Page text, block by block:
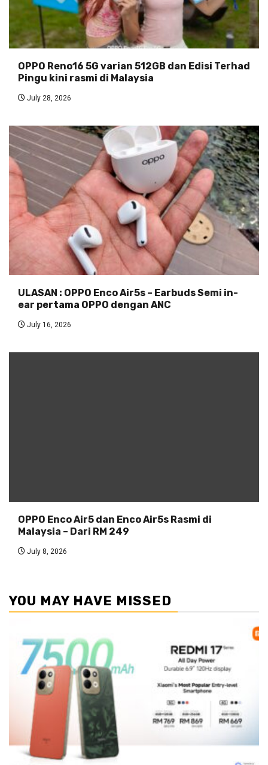
OPPO Reno16 5G varian 512GB dan Edisi Terhad
Pingu kini rasmi di Malaysia
July 28, 2026
ULASAN : OPPO Enco Air5s – Earbuds Semi in-
ear pertama OPPO dengan ANC
July 16, 2026
OPPO Enco Air5 dan Enco Air5s Rasmi di
Malaysia – Dari RM 249
July 8, 2026
YOU MAY HAVE MISSED